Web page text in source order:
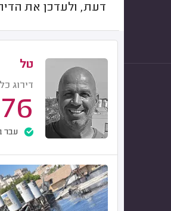
דעת, ולעדכן את
טל
דירוג
עבר